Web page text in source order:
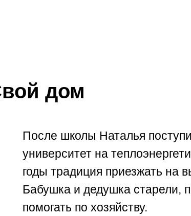
После школы Наталья
университет на
годы традиция приезжать на
Бабушка и дедушка старели,
помогать по хозяйству.
дом